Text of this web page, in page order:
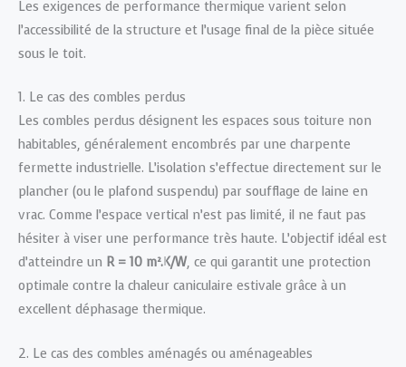
Les exigences de performance thermique varient selon
l’accessibilité de la structure et l’usage final de la pièce située
sous le toit.
1. Le cas des combles perdus
Les combles perdus désignent les espaces sous toiture non
habitables, généralement encombrés par une charpente
fermette industrielle. L’isolation s’effectue directement sur le
plancher (ou le plafond suspendu) par soufflage de laine en
vrac. Comme l’espace vertical n’est pas limité, il ne faut pas
hésiter à viser une performance très haute. L’objectif idéal est
d’atteindre un R = 10 m².K/W, ce qui garantit une protection
optimale contre la chaleur caniculaire estivale grâce à un
excellent déphasage thermique.
2. Le cas des combles aménagés ou aménageables